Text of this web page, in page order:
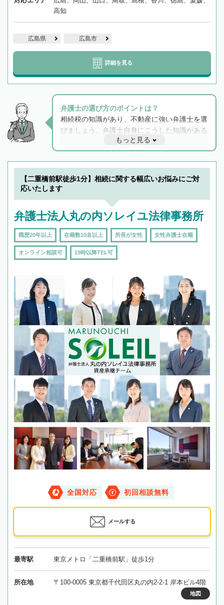
高知
広島県 広島市
詳細を見る
弁護士の選び方のポイントは？
相続税の知識があり、不動産に強い弁護士を選
びましょう。弁護士自身にこうした知識がある
と他士業との連携もスムーズに進み、トラブル
解決のみならず相続をトータルで任せることが
できます。また、相続は感情がからむ分野なの
でフィーリングも重要です。実際に電話や面談
で複数の弁護士と会話をしてウマが合う方に依
もっと見る
【二重橋前駅徒歩1分】相続に関する幅広いお悩みにご対
応いたします
弁護士法人丸の内ソレイユ法律事務所
職歴20年以上 在籍数10名以上 所長が女性 女性弁護士在籍
オンライン相談可 19時以降TEL可
全国対応 初回相談無料
メールする
最寄駅 東京メトロ「二重橋前駅」徒歩1分
所在地 〒100-0005 東京都千代田区丸の内2-2-1 岸本ビル4階
地図